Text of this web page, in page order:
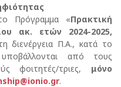
Πρόγραμμα «Πρακτική
ακ. ετών 2024-2025,
διενέργεια Π.Α., κατά το
από τους
φοιτητές/τριες, μόνο
.